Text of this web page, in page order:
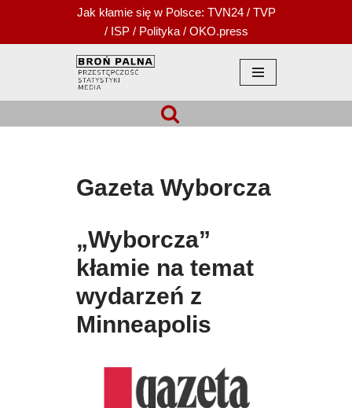
Przejdź
Jak kłamie się w Polsce: TVN24/ TVP
/ ISP/ Polityka/ OKO.press
Gazeta Wyborcza
„Wyborcza”
kłamie na temat
wydarzeń z
Minneapolis